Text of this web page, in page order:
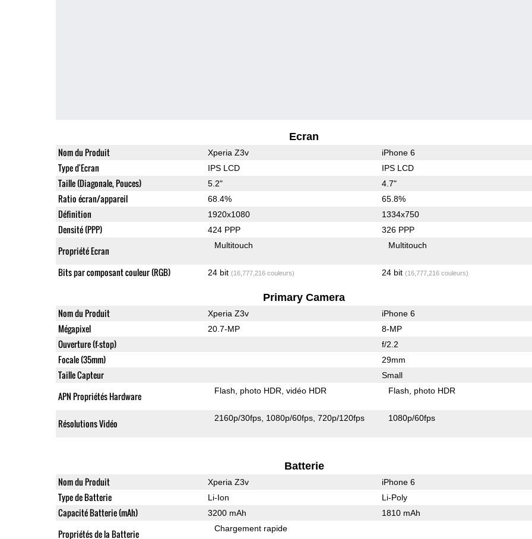
Ecran
Nom du Produit Xperia Z3v iPhone 6
Type d'Ecran IPS LCD IPS LCD
Taille (Diagonale, Pouces) 5.2" 4.7"
Ratio écran/appareil 68.4% 65.8%
Définition 1920x1080 1334x750
Densité (PPP) 424 PPP 326 PPP
Propriété Ecran Multitouch Multitouch
Bits par composant couleur (RGB) 24 bit (16,777,216 couleurs) 24 bit (16,777,216 couleurs)
Primary Camera
Nom du Produit Xperia Z3v iPhone 6
Mégapixel 20.7-MP 8-MP
Ouverture (f-stop) f/2.2
Focale (35mm) 29mm
Taille Capteur Small
APN Propriétés Hardware Flash photo HDR vidéo HDR Flash photo HDR
Résolutions Vidéo 2160p/30fps 1080p/60fps 720p/120fps 1080p/60fps
Batterie
Nom du Produit Xperia Z3v iPhone 6
Type de Batterie Li-Ion Li-Poly
Capacité Batterie (mAh) 3200 mAh 1810 mAh
Propriétés de la Batterie Chargement rapide